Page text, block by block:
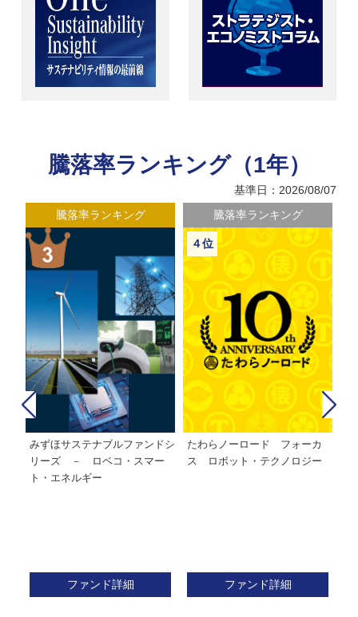
騰落率ランキング（1年）
基準日：2026/08/07
騰落率ランキング
みずほサステナブルファンドシ
リーズ － ロベコ・スマー
ト・エネルギー
ファンド詳細
騰落率ランキング
４位
たわらノーロード フォーカ
ス ロボット・テクノロジー
ファンド詳細